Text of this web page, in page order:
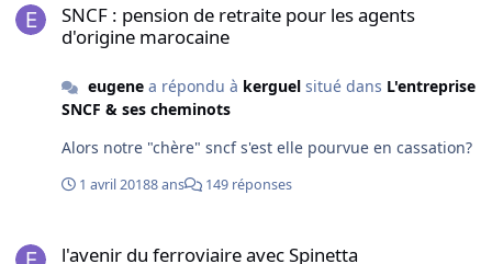
SNCF : pension de retraite pour les agents
d'origine marocaine
eugenea répondu à kerguelsitué dans L'entreprise
SNCF & ses cheminots
Alors notre "chère" sncf s'est elle pourvue en cassation?
1 avril 20188 ans 149 réponses
l'avenir du ferroviaire avec Spinetta